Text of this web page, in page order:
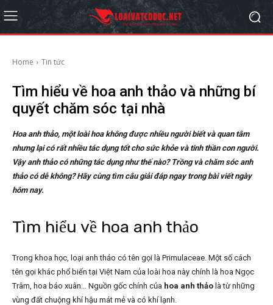
Home Tin tức
Tìm hiểu về hoa anh thảo và những bí
quyết chăm sóc tại nhà
Hoa anh thảo, một loài hoa không được nhiều người biết và quan tâm
nhưng lại có rất nhiều tác dụng tốt cho sức khỏe và tinh thần con người.
Vậy anh thảo có những tác dụng như thế nào? Trồng và chăm sóc anh
thảo có dễ không? Hãy cùng tìm câu giải đáp ngay trong bài viết ngày
hôm nay.
Tìm hiểu về hoa anh thảo
Trong khoa học, loại anh thảo có tên gọi là Primulaceae. Một số cách
tên gọi khác phổ biến tại Việt Nam của loài hoa này chính là hoa Ngọc
Trâm, hoa báo xuân… Nguồn gốc chính của hoa anh thảo là từ những
vùng đất chuộng khí hậu mát mẻ và có khí lạnh.